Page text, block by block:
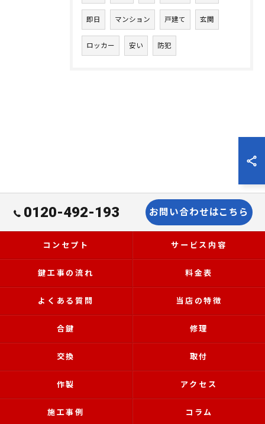
即日 マンション 戸建て 玄関
ロッカー 安い 防犯
0120-492-193 お問い合わせはこちら
コンセプト サービス内容
鍵工事の流れ 料金表
よくある質問 当店の特徴
合鍵 修理
交換 取付
作製 アクセス
施工事例 コラム